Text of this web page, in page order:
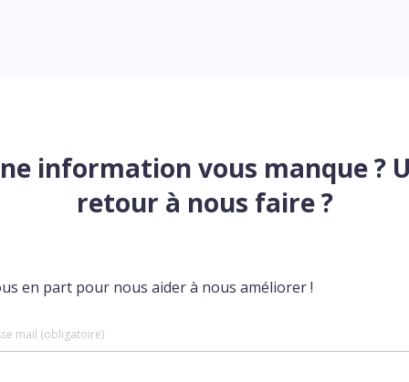
information vous manque ?
retour à nous faire ?
en part pour nous aider à nous améliorer !
mail (obligatoire)